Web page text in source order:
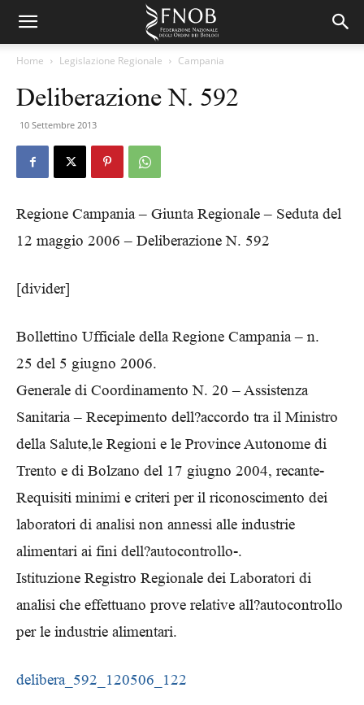
Home Legislazione Regionale Campania
Deliberazione N. 592
10 Settembre 2013
Regione Campania – Giunta Regionale – Seduta del
12 maggio 2006 – Deliberazione N. 592
[divider]
Bollettino Ufficiale della Regione Campania – n.
25 del 5 giugno 2006.
Generale di Coordinamento N. 20 – Assistenza
Sanitaria – Recepimento dell?accordo tra il Ministro
della Salute,le Regioni e le Province Autonome di
Trento e di Bolzano del 17 giugno 2004, recante-
Requisiti minimi e criteri per il riconoscimento dei
laboratori di analisi non annessi alle industrie
alimentari ai fini dell?autocontrollo-.
Istituzione Registro Regionale dei Laboratori di
analisi che effettuano prove relative all?autocontrollo
per le industrie alimentari.
delibera_592_120506_122